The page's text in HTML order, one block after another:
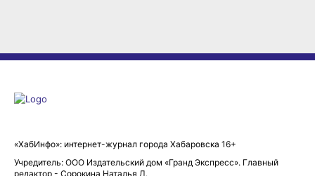
«ХабИнфо»: интернет-журнал города Хабаровска 16+
Учредитель: ООО Издательский дом «Гранд Экспресс». Главный
редактор - Сорокина Наталья Д.